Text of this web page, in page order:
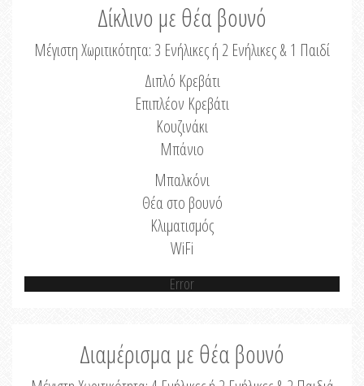
Δίκλινο με θέα βουνό
Μέγιστη Χωριτικότητα: 3 Ενήλικες ή 2 Ενήλικες & 1 Παιδί
Διπλό Κρεβάτι
Επιπλέον Κρεβάτι
Κουζινάκι
Μπάνιο
Μπαλκόνι
Θέα στο βουνό
Κλιματισμός
WiFi
Error
Διαμέρισμα με θέα βουνό